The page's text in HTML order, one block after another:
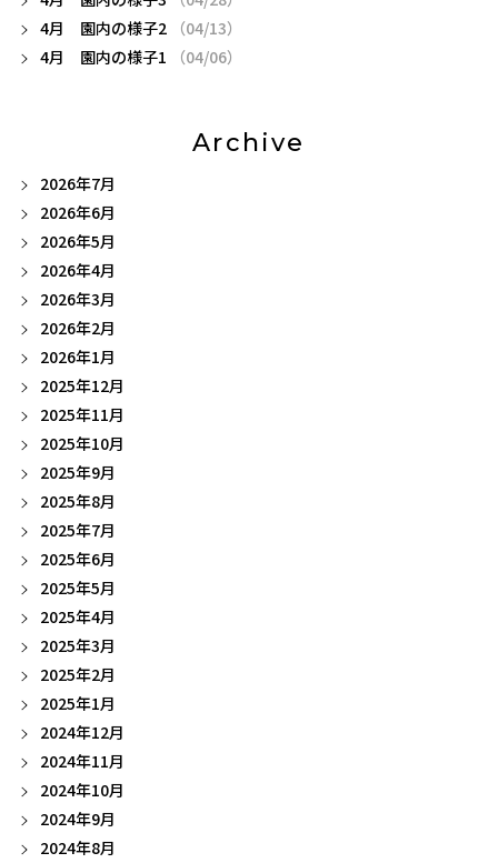
4月 園内の様子2
（04/13）
4月 園内の様子1
（04/06）
Archive
2026年7月
2026年6月
2026年5月
2026年4月
2026年3月
2026年2月
2026年1月
2025年12月
2025年11月
2025年10月
2025年9月
2025年8月
2025年7月
2025年6月
2025年5月
2025年4月
2025年3月
2025年2月
2025年1月
2024年12月
2024年11月
2024年10月
2024年9月
2024年8月